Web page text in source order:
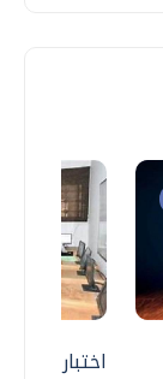
اختبارات